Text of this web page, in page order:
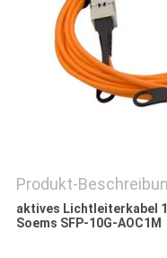
Produkt-
aktives Lichtleiterkabel
Soems SFP-10G-AOC1M